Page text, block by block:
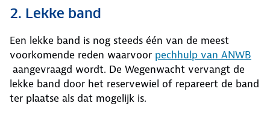
2. Lekke band
Een lekke band is nog steeds één van de meest
voorkomende reden waarvoor pechhulp van ANWB
aangevraagd wordt. De Wegenwacht vervangt de
lekke band door het reservewiel of repareert de band
ter plaatse als dat mogelijk is.